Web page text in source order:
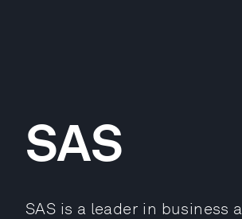
SAS
SAS is a leader in